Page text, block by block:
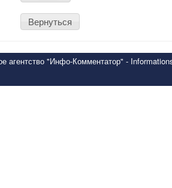
Вернуться
агентство "Инфо-Комментатор" -